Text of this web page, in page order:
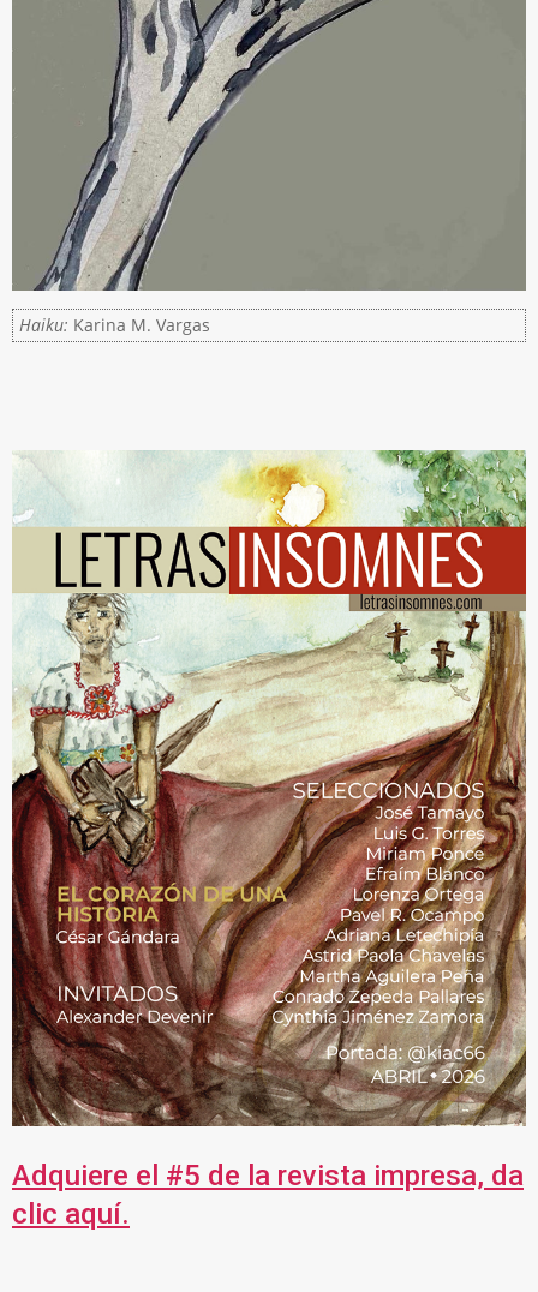
Haiku: Karina M. Vargas
Adquiere el #5 de la revista impresa, da
clic aquí.